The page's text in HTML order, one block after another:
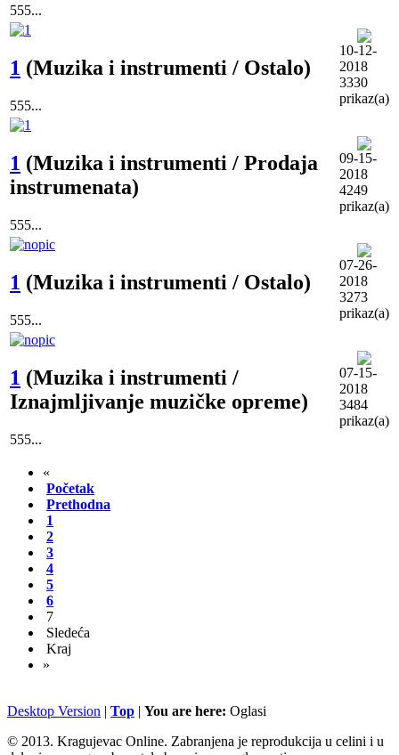
555...
1 (Muzika i instrumenti / Ostalo)
555...
10-12-
2018
3330
prikaz(a)
1 (Muzika i instrumenti / Prodaja
instrumenata)
555...
09-15-
2018
4249
prikaz(a)
1 (Muzika i instrumenti / Ostalo)
555...
07-26-
2018
3273
prikaz(a)
1 (Muzika i instrumenti /
Iznajmljivanje muzičke opreme)
555...
07-15-
2018
3484
prikaz(a)
«
Početak
Prethodna
1
2
3
4
5
6
7
Sledeća
Kraj
»
Desktop Version | Top | You are here: Oglasi
© 2013. Kragujevac Online. Zabranjena je reprodukcija u celini i u